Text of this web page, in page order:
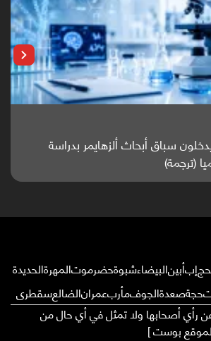
سباق أبحاث ألزهايمر بدراسة
(ترجمة)
إبأبينالبيضاءشبوةحضرموتالمهرةالحديدة
حجةصعدةالجوفمأربعمرانالضالعسقطرى
عن رأي أصحابها ولا تمثل في أي حال من
بوست ]